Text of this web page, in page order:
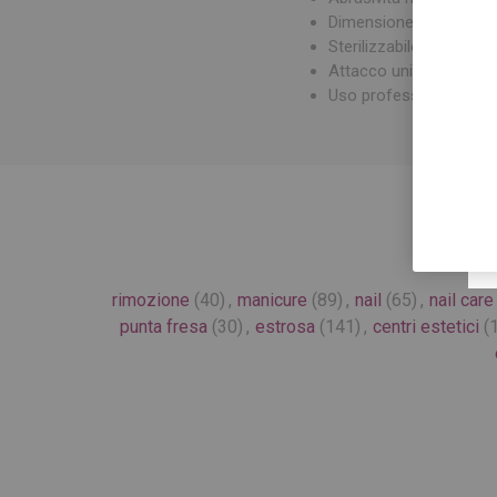
Dimensione punta: Ø
Sterilizzabile
Attacco universale
Uso professionale
rimozione (40) , manicure (89) , nail (65) , nail care
punta fresa (30) , estrosa (141) , centri estetici